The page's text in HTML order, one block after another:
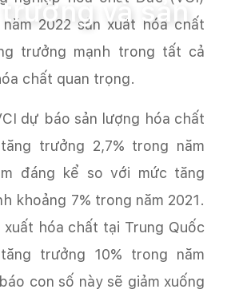
và sản
2022 sản xuất hóa chất
trưởng mạnh trong tất cả
chất quan trọng.
dự báo sản lượng hóa chất
trưởng 2,7% trong năm
đáng kể so với mức tăng
khoảng 7% trong năm 2021.
xuất hóa chất tại Trung Quốc
trưởng 10% trong năm
con số này sẽ giảm xuống